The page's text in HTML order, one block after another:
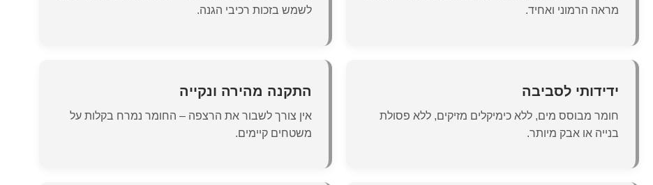
מראה הרמוני ואחיד.
לשמש בזכות רכיבי הגנה.
ידידותי לסביבה
חומר מבוסס מים, ללא כימיקלים מזיקים, ללא פסולת
בנייה או אבק מיותר.
התקנה מהירה ונקייה
אין צורך לשבור את הרצפה – החומר נמרח בקלות על
משטחים קיימים.